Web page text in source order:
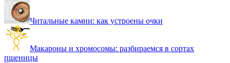
Читальные камни: как устроены очки
Макароны и хромосомы: разбираемся в сортах
пшеницы